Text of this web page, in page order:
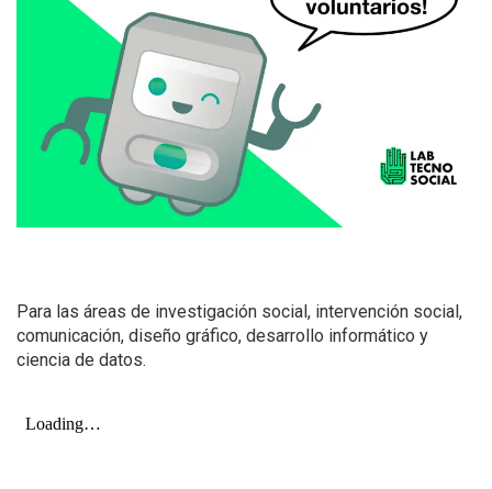
Para las áreas de investigación social, intervención social,
comunicación, diseño gráfico, desarrollo informático y
ciencia de datos.